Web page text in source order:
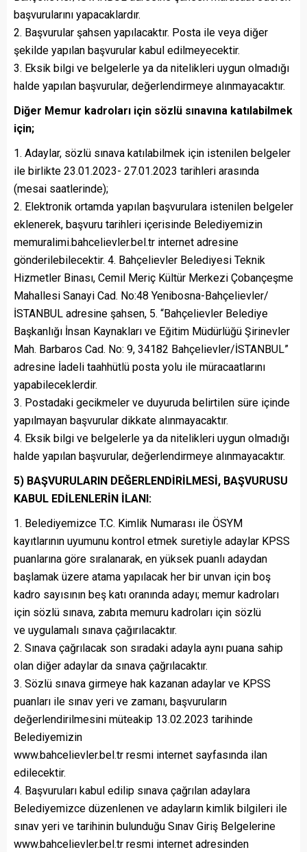
başvurularını yapacaklardır.
2. Başvurular şahsen yapılacaktır. Posta ile veya diğer
şekilde yapılan başvurular kabul edilmeyecektir.
3. Eksik bilgi ve belgelerle ya da nitelikleri uygun olmadığı
halde yapılan başvurular, değerlendirmeye alınmayacaktır.
Diğer Memur kadroları için sözlü sınavına katılabilmek
için;
1. Adaylar, sözlü sınava katılabilmek için istenilen belgeler
ile birlikte 23.01.2023- 27.01.2023 tarihleri arasında
(mesai saatlerinde);
2. Elektronik ortamda yapılan başvurulara istenilen belgeler
eklenerek, başvuru tarihleri içerisinde Belediyemizin
memuralimi.bahcelievler.bel.tr internet adresine
gönderilebilecektir. 4. Bahçelievler Belediyesi Teknik
Hizmetler Binası, Cemil Meriç Kültür Merkezi Çobançeşme
Mahallesi Sanayi Cad. No:48 Yenibosna-Bahçelievler/
İSTANBUL adresine şahsen, 5. “Bahçelievler Belediye
Başkanlığı İnsan Kaynakları ve Eğitim Müdürlüğü Şirinevler
Mah. Barbaros Cad. No: 9, 34182 Bahçelievler/İSTANBUL”
adresine İadeli taahhütlü posta yolu ile müracaatlarını
yapabileceklerdir.
3. Postadaki gecikmeler ve duyuruda belirtilen süre içinde
yapılmayan başvurular dikkate alınmayacaktır.
4. Eksik bilgi ve belgelerle ya da nitelikleri uygun olmadığı
halde yapılan başvurular, değerlendirmeye alınmayacaktır.
5) BAŞVURULARIN DEĞERLENDİRİLMESİ, BAŞVURUSU
KABUL EDİLENLERİN İLANI:
1. Belediyemizce T.C. Kimlik Numarası ile ÖSYM
kayıtlarının uyumunu kontrol etmek suretiyle adaylar KPSS
puanlarına göre sıralanarak, en yüksek puanlı adaydan
başlamak üzere atama yapılacak her bir unvan için boş
kadro sayısının beş katı oranında adayı; memur kadroları
için sözlü sınava, zabıta memuru kadroları için sözlü
ve uygulamalı sınava çağırılacaktır.
2. Sınava çağrılacak son sıradaki adayla aynı puana sahip
olan diğer adaylar da sınava çağrılacaktır.
3. Sözlü sınava girmeye hak kazanan adaylar ve KPSS
puanları ile sınav yeri ve zamanı, başvuruların
değerlendirilmesini müteakip 13.02.2023 tarihinde
Belediyemizin
www.bahcelievler.bel.tr resmi internet sayfasında ilan
edilecektir.
4. Başvuruları kabul edilip sınava çağrılan adaylara
Belediyemizce düzenlenen ve adayların kimlik bilgileri ile
sınav yeri ve tarihinin bulunduğu Sınav Giriş Belgelerine
www.bahcelievler.bel.tr resmi internet adresinden